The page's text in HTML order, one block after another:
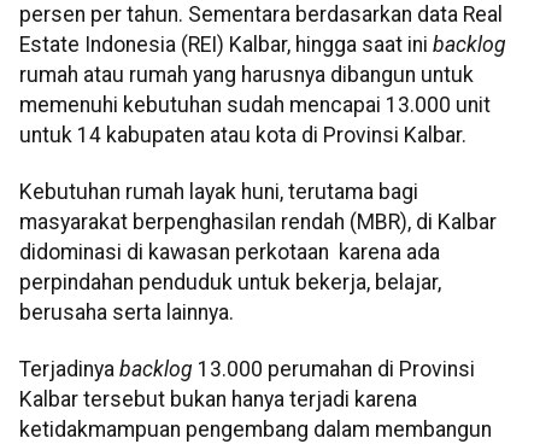
persen per tahun. Sementara berdasarkan data Real
Estate Indonesia (REI) Kalbar, hingga saat ini backlog
rumah atau rumah yang harusnya dibangun untuk
memenuhi kebutuhan sudah mencapai 13.000 unit
untuk 14 kabupaten atau kota di Provinsi Kalbar.
Kebutuhan rumah layak huni, terutama bagi
masyarakat berpenghasilan rendah (MBR), di Kalbar
didominasi di kawasan perkotaan karena ada
perpindahan penduduk untuk bekerja, belajar,
berusaha serta lainnya.
Terjadinya backlog 13.000 perumahan di Provinsi
Kalbar tersebut bukan hanya terjadi karena
ketidakmampuan pengembang dalam membangun